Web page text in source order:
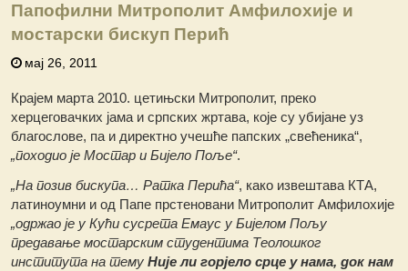
Папофилни Митрополит Амфилохије и
мостарски бискуп Перић
мај 26, 2011
Крајем марта 2010. цетињски Митрополит, преко
херцеговачких јама и српских жртава, које су убијане уз
благослове, па и директно учешће папских „свећеника“,
„походио је Мостар и Бијело Поље“.
„На позив бискупа… Ратка Перића“, како извештава КТА,
латиноумни и од Папе прстеновани Митрополит Амфилохије
„одржао је у Кући сусрета Емаус у Бијелом Пољу
предавање мостарским студентима Теолошког
института на темуНије ли горјело срце у нама, док нам